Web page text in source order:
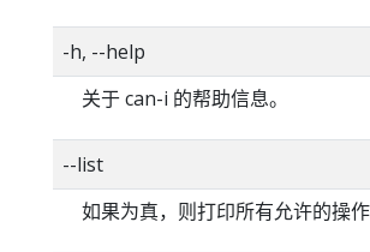
-h, --help
关于 can-i 的帮助信息。
--list
如果为真，则打印所有允许的操作